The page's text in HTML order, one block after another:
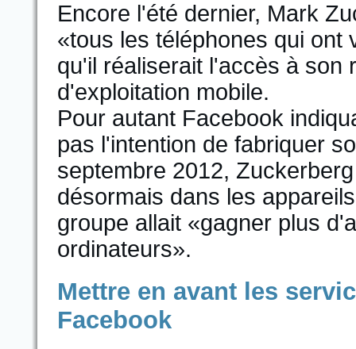
Encore l'été dernier, Mark
«tous les téléphones qui ont
qu'il réaliserait l'accès à son
d'exploitation mobile.
Pour autant Facebook
pas l'intention de fabriquer
septembre 2012,
désormais dans les
groupe allait «gagner plus
ordinateurs».
Mettre en avant les
Facebook